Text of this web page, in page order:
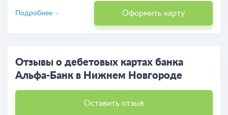
Оформить карту
Подробнее
Отзывы о дебетовых картах банка
Альфа-Банк в Нижнем Новгороде
Оставить отзыв